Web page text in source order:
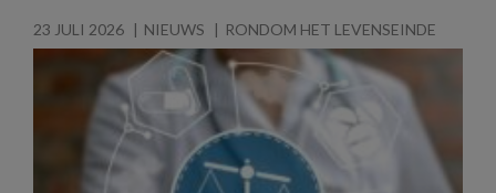
23 JULI 2026 NIEUWS RONDOM HET LEVENSEINDE